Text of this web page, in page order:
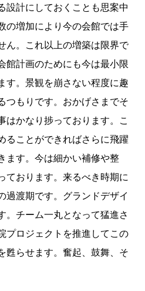
設計にしておくことも思案中
の増加により今の会館では手
ん。これ以上の増築は限界で
館計画のためにも今は最小限
す。景観を崩さない程度に趣
つもりです。おかげさまでそ
はかなり捗っております。こ
ることができればさらに飛躍
ます。今は細かい補修や整
ております。来るべき時期に
過渡期です。グランドデザイ
。チーム一丸となって猛進さ
プロジェクトを推進してこの
甦らせます。奮起、鼓舞、そ